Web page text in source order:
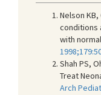
Nelson
conditions
with
Shah PS,
Treat
Arch